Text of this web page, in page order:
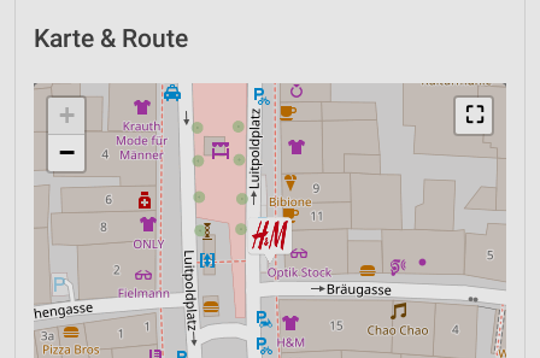
Karte & Route
⛶
+
−